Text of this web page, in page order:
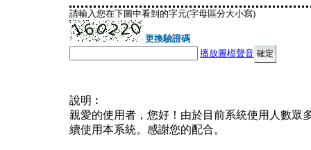
請輸入您在下圖中看到的字元(字母區分大小寫)
更換驗證碼
播放圖檔聲音
說明︰
親愛的使用者，您好！由於目前系統使用人數眾
續使用本系統。感謝您的配合。